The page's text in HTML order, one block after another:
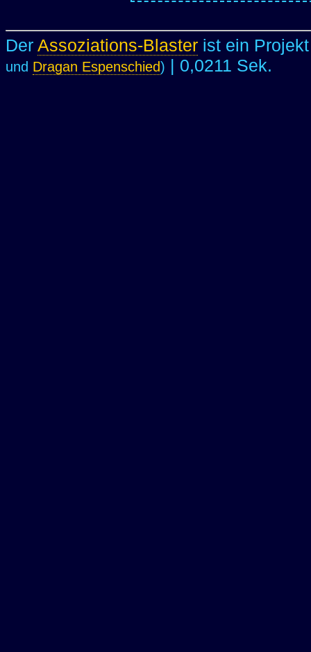
Der Assoziations-Blaster ist ein
und Dragan Espenschied) | 0,0211 Sek.